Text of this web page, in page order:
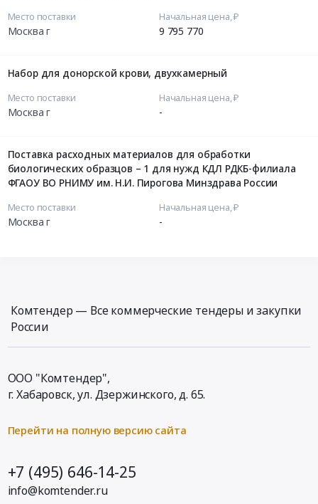
Место поставки
Москва г
Начальная цена, ₽
9 795 770
Набор для донорской крови, двухкамерный
Место поставки
Москва г
Начальная цена, ₽
-
Поставка расходных материалов для обработки
биологических образцов – 1 для нужд КДЛ РДКБ-филиала
ФГАОУ ВО РНИМУ им. Н.И. Пирогова Минздрава России
Место поставки
Москва г
Начальная цена, ₽
-
Комтендер — Все коммерческие тендеры и закупки
России
ООО "Комтендер",
г. Хабаровск,ул. Дзержинского, д. 65.
Перейти на полную версию сайта
+7 (495) 646-14-25
info@komtender.ru